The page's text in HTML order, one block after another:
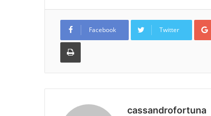
Facebook Twitter
Imprimir
cassandrofortuna